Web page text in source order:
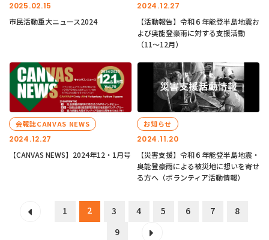
2025.02.15
市民活動重大ニュース2024
2024.12.27
【活動報告】令和６年能登半島地震お
よび奥能登豪雨に対する支援活動
（11〜12月）
2024.12.27
会報誌CANVAS NEWS
【CANVAS NEWS】2024年12・1月号
2024.11.20
お知らせ
【災害支援】令和６年能登半島地震・
奥能登豪雨による被災地に想いを寄せ
る方へ（ボランティア活動情報）
1 2 3 4 5 6 7
8
9